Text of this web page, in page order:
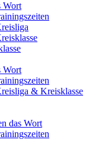
Wort
Wort
& Kreisklasse
das Wort